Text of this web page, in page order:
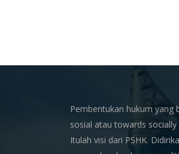
Pembentukan hukum yang
sosial atau towards
Itulah visi dari PSHK.